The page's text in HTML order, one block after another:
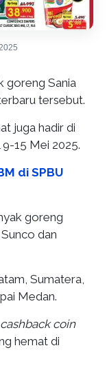
goreng Sania
tersebut.
juga hadir di
15 Mei 2025.
di SPBU
goreng
dan
Sumatera,
Medan.
cashback coin
hemat di